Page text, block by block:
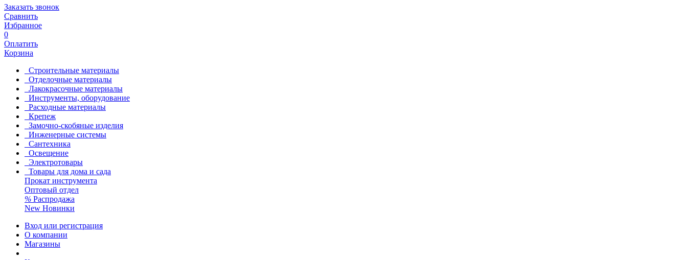
Заказать звонок
Сравнить
Избранное
0
Оплатить
Корзина
Строительные материалы
Отделочные материалы
Лакокрасочные материалы
Инструменты, оборудование
Расходные материалы
Крепеж
Замочно-скобяные изделия
Инженерные системы
Сантехника
Освещение
Электротовары
Товары для дома и сада
Прокат инструмента
Оптовый отдел
% Распродажа
New Новинки
Вход или регистрация
О компании
Магазины